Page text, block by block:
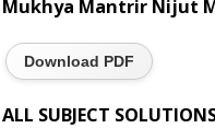
Mukhya Mantrir Nijut
Download PDF
ALL SUBJECT